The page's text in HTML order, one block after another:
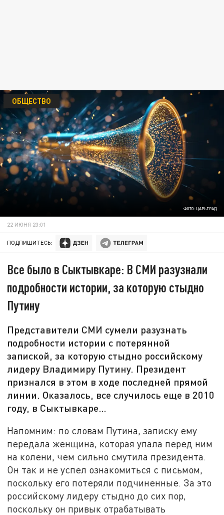
ФОТО: ЦАРЬГРАД
ОБЩЕСТВО
22 ИЮНЯ 23:01
ПОДПИШИТЕСЬ:
Все было в Сыктывкаре: В СМИ разузнали
подробности истории, за которую стыдно
Путину
Представители СМИ сумели разузнать
подробности истории с потерянной
запиской, за которую стыдно российскому
лидеру Владимиру Путину. Президент
признался в этом в ходе последней прямой
линии. Оказалось, все случилось еще в 2010
году, в Сыктывкаре…
Напомним: по словам Путина, записку ему
передала женщина, которая упала перед ним
на колени, чем сильно смутила президента.
Он так и не успел ознакомиться с письмом,
поскольку его потеряли подчиненные. За это
российскому лидеру стыдно до сих пор,
поскольку он привык отрабатывать